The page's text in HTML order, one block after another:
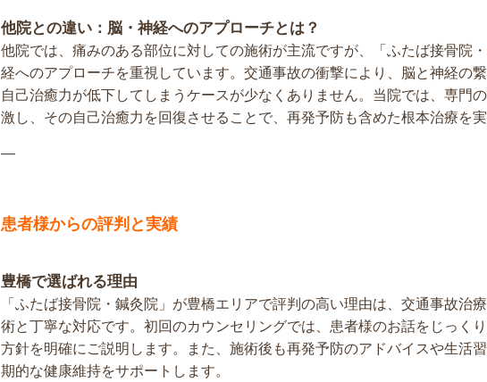
他院との違い：脳・神経へのアプローチとは？
他院では、痛みのある部位に対しての施術が主流ですが、「ふたば接骨院
経へのアプローチを重視しています。交通事故の衝撃により、脳と神経の繋
自己治癒力が低下してしまうケースが少なくありません。当院では、専門
激し、その自己治癒力を回復させることで、再発予防も含めた根本治療を実
—
患者様からの評判と実績
豊橋で選ばれる理由
「ふたば接骨院・鍼灸院」が豊橋エリアで評判の高い理由は、交通事故治
術と丁寧な対応です。初回のカウンセリングでは、患者様のお話をじっく
方針を明確にご説明します。また、施術後も再発予防のアドバイスや生活
期的な健康維持をサポートします。